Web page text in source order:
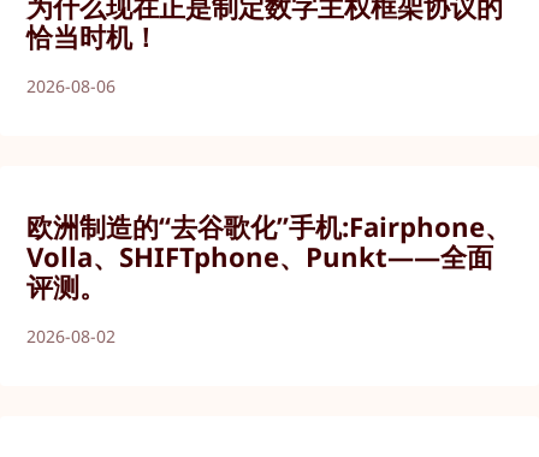
恰当时机！
2026-08-06
欧洲制造的“去谷歌化”手机:Fairphone、
Volla、SHIFTphone、Punkt——全面
评测。
2026-08-02